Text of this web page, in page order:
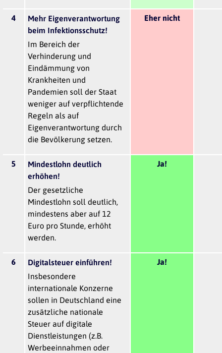
4
Mehr Eigenverantwortung
beim Infektionsschutz!
Im Bereich der
Verhinderung und
Eindämmung von
Krankheiten und
Pandemien soll der Staat
weniger auf verpflichtende
Regeln als auf
Eigenverantwortung durch
die Bevölkerung setzen.
Eher nicht
5
Mindestlohn deutlich
erhöhen!
Der gesetzliche
Mindestlohn soll deutlich,
mindestens aber auf 12
Euro pro Stunde, erhöht
werden.
Ja!
6
Digitalsteuer einführen!
Insbesondere
internationale Konzerne
sollen in Deutschland eine
zusätzliche nationale
Steuer auf digitale
Dienstleistungen (z.B.
Werbeeinnahmen oder
Ja!